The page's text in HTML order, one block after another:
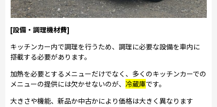
[設備・調理機材費]
キッチンカー内で調理を行うため、調理に必要な設備を車内に
搭載する必要があります。
加熱を必要とするメニューだけでなく、多くのキッチンカーでの
メニューの提供には欠かせないのが、 冷蔵庫です。
大きさや機能、新品か中古かにより価格は大きく異なります